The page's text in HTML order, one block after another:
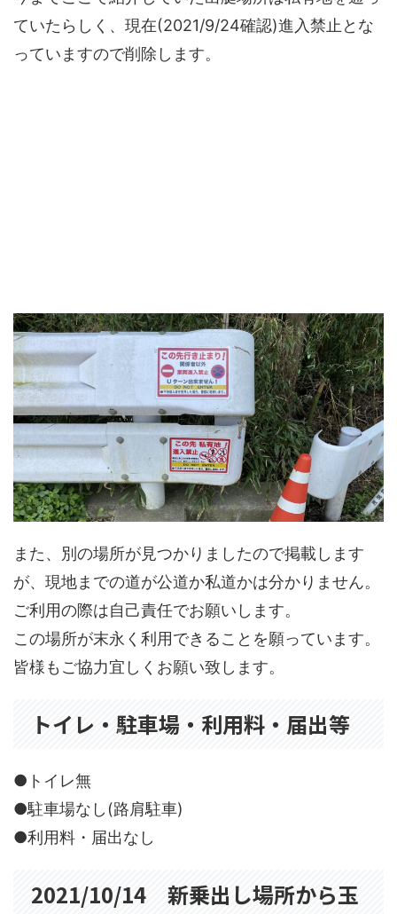
ていたらしく、現在(2021/9/24確認)進入禁止とな
っていますので削除します。
また、別の場所が見つかりましたので掲載します
が、現地までの道が公道か私道かは分かりません。
ご利用の際は自己責任でお願いします。
この場所が末永く利用できることを願っています。
皆様もご協力宜しくお願い致します。
トイレ・駐車場・利用料・届出等
●トイレ無
●駐車場なし(路肩駐車)
●利用料・届出なし
2021/10/14 新乗出し場所から玉